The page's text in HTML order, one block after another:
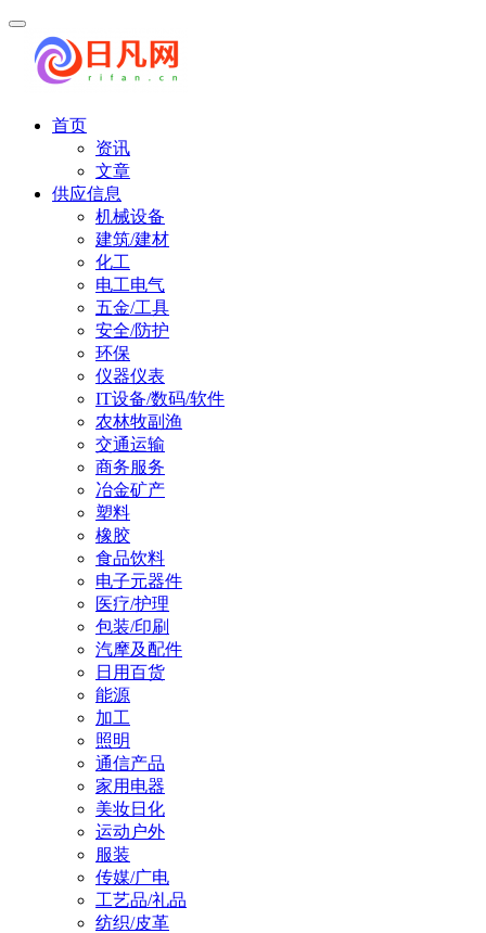
首页
资讯
文章
供应信息
机械设备
建筑/建材
化工
电工电气
五金/工具
安全/防护
环保
仪器仪表
IT设备/数码/软件
农林牧副渔
交通运输
商务服务
冶金矿产
塑料
橡胶
食品饮料
电子元器件
医疗/护理
包装/印刷
汽摩及配件
日用百货
能源
加工
照明
通信产品
家用电器
美妆日化
运动户外
服装
传媒/广电
工艺品/礼品
纺织/皮革